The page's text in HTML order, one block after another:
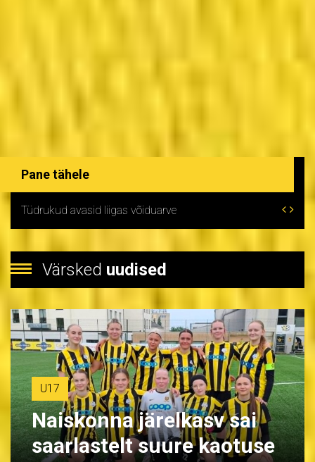
Pane tähele
Tüdrukud avasid liigas võiduarve
Värsked uudised
U17
Naiskonna järelkasv sai
saarlastelt suure kaotuse